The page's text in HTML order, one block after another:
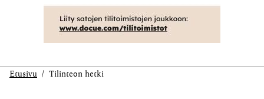
Etusivu Tilinteon hetki